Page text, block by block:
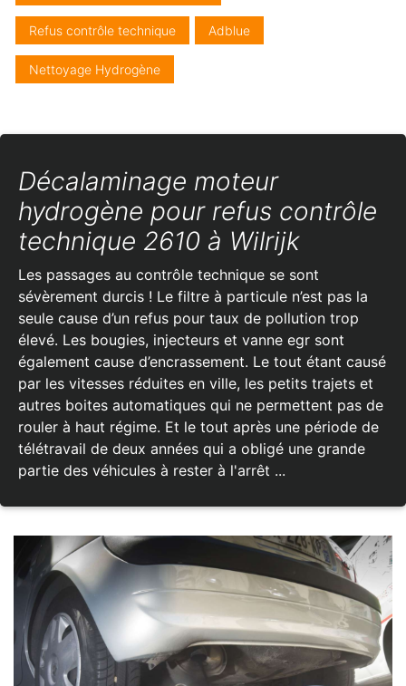
Refus contrôle technique Adblue
Nettoyage Hydrogène
Décalaminage moteur
hydrogène pour refus contrôle
technique 2610 à Wilrijk
Les passages au contrôle technique se sont
sévèrement durcis ! Le filtre à particule n’est pas la
seule cause d’un refus pour taux de pollution trop
élevé. Les bougies, injecteurs et vanne egr sont
également cause d’encrassement. Le tout étant causé
par les vitesses réduites en ville, les petits trajets et
autres boites automatiques qui ne permettent pas de
rouler à haut régime. Et le tout après une période de
télétravail de deux années qui a obligé une grande
partie des véhicules à rester à l'arrêt ...